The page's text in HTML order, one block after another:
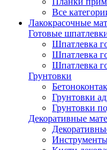
Все
Лакокрасочные
Готовые
Шпатлевка
Шпатлевка
Шпатлевка
Грунтовки
Грунтовки
Грунтовки
Декоративные